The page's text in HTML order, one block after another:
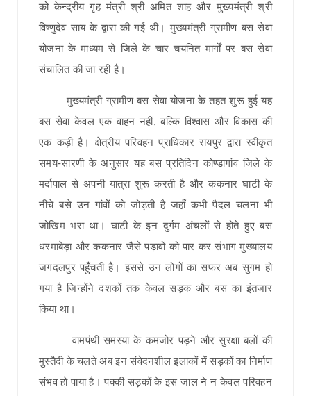
को केन्द्रीय गृह मंत्री श्री अमित शाह और मुख्यमंत्री श्री
विष्णुदेव साय के द्वारा की गई थी। मुख्यमंत्री ग्रामीण बस सेवा
योजना के माध्यम से जिले के चार चयनित मार्गों पर बस सेवा
संचालित की जा रही है।
मुख्यमंत्री ग्रामीण बस सेवा योजना के तहत शुरू हुई यह
बस सेवा केवल एक वाहन नहीं, बल्कि विश्वास और विकास की
एक कड़ी है। क्षेत्रीय परिवहन प्राधिकार रायपुर द्वारा स्वीकृत
समय-सारणी के अनुसार यह बस प्रतिदिन कोण्डागांव जिले के
मर्दापाल से अपनी यात्रा शुरू करती है और ककनार घाटी के
नीचे बसे उन गांवों को जोड़ती है जहाँ कभी पैदल चलना भी
जोखिम भरा था। घाटी के इन दुर्गम अंचलों से होते हुए बस
धरमाबेड़ा और ककनार जैसे पड़ावों को पार कर संभाग मुख्यालय
जगदलपुर पहुँचती है। इससे उन लोगों का सफर अब सुगम हो
गया है जिन्होंने दशकों तक केवल सड़क और बस का इंतजार
किया था।
वामपंथी समस्या के कमजोर पड़ने और सुरक्षा बलों की
मुस्तैदी के चलते अब इन संवेदनशील इलाकों में सड़कों का निर्माण
संभव हो पाया है। पक्की सड़कों के इस जाल ने न केवल परिवहन